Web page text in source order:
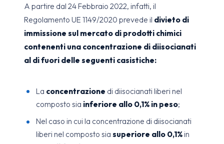
A partire dal 24 Febbraio 2022, infatti, il
Regolamento UE 1149/2020 prevede il divieto di
immissione sul mercato di prodotti chimici
contenenti una concentrazione di diisocianati
al di fuori delle seguenti casistiche:
La concentrazione di diisocianati liberi nel
composto sia inferiore allo 0,1% in peso;
Nel caso in cui la concentrazione di diisocianati
liberi nel composto sia superiore allo 0,1%in